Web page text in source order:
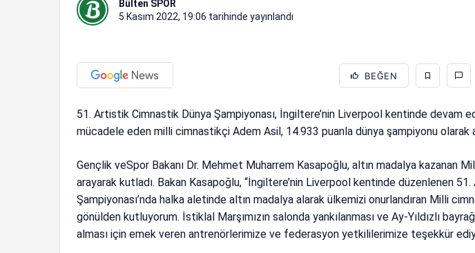
Bülten SPOR
5 Kasım 2022, 19:06 tarihinde yayınlandı
BEĞEN
51. Artistik Cimnastik Dünya Şampiyonası, İngiltere’nin Liverpool kentinde devam
mücadele eden milli cimnastikçi Adem Asil, 14.933 puanla dünya şampiyonu olarak
Gençlik veSpor Bakanı Dr. Mehmet Muharrem Kasapoğlu, altın madalya kazanan
arayarak kutladı. Bakan Kasapoğlu, “İngiltere’nin Liverpool kentinde düzenlenen
Şampiyonası’nda halka aletinde altın madalya alarak ülkemizi onurlandıran Milli
gönülden kutluyorum. İstiklal Marşımızın salonda yankılanması ve Ay-Yıldızlı
alması için emek veren antrenörlerimize ve federasyon yetkililerimize teşekkür